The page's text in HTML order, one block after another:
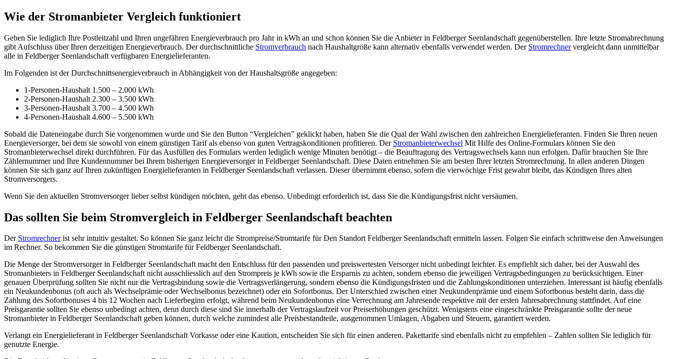
Wie der Stromanbieter Vergleich funktioniert
Geben Sie lediglich Ihre Postleitzahl und Ihren ungefähren Energieverbrauch pro Jahr in kWh an und schon können Sie die Anbieter in Feldberger Seenlandschaft gegenüberstellen. Ihre letzte Stromabrechnung
gibt Aufschluss über Ihren derzeitigen Energieverbrauch. Der durchschnittliche Stromverbrauch nach Haushaltgröße kann alternativ ebenfalls verwendet werden. Der Stromrechnervergleicht dann unmittelbar
alle in Feldberger Seenlandschaft verfügbaren Energielieferanten.
Im Folgenden ist der Durchschnittsenergieverbrauch in Abhängigkeit von der Haushaltsgröße angegeben:
1-Personen-Haushalt 1.500 – 2.000 kWh
2-Personen-Haushalt 2.300 – 3.500 kWh
3-Personen-Haushalt 3.700 – 4.500 kWh
4-Personen-Haushalt 4.600 – 5.500 kWh
Sobald die Dateneingabe durch Sie vorgenommen wurde und Sie den Button “Vergleichen” geklickt haben, haben Sie die Qual der Wahl zwischen den zahlreichen Energielieferanten. Finden Sie Ihren neuen
Energieversorger, bei dem sie sowohl von einem günstigen Tarif als ebenso von guten Vertragskonditionen profitieren. Der Stromanbieterwechsel Mit Hilfe des Online-Formulars können Sie den
Stromanbieterwechsel direkt durchführen. Für das Ausfüllen des Formulars werden lediglich wenige Minuten benötigt – die Beauftragung des Vertragswechsels kann nun erfolgen. Dafür brauchen Sie Ihre
Zählernummer und Ihre Kundennummer bei Ihrem bisherigen Energieversorger in Feldberger Seenlandschaft. Diese Daten entnehmen Sie am besten Ihrer letzten Stromrechnung. In allen anderen Dingen
können Sie sich ganz auf Ihren zukünftigen Energielieferanten in Feldberger Seenlandschaft verlassen. Dieser übernimmt ebenso, sofern die vierwöchige Frist gewahrt bleibt, das Kündigen Ihres alten
Stromversorgers.
Wenn Sie den aktuellen Stromversorger lieber selbst kündigen möchten, geht das ebenso. Unbedingt erforderlich ist, dass Sie die Kündigungsfrist nicht versäumen.
Das sollten Sie beim Stromvergleich in Feldberger Seenlandschaft beachten
Der Stromrechnerist sehr intuitiv gestaltet. So können Sie ganz leicht die Strompreise/Stromtarife für Den Standort Feldberger Seenlandschaft ermitteln lassen. Folgen Sie einfach schrittweise den Anweisungen
im Rechner. So bekommen Sie die günstigen Stromtarife für Feldberger Seenlandschaft.
Die Menge der Stromversorger in Feldberger Seenlandschaft macht den Entschluss für den passenden und preiswertesten Versorger nicht unbedingt leichter. Es empfiehlt sich daher, bei der Auswahl des
Stromanbieters in Feldberger Seenlandschaft nicht ausschliesslich auf den Strompreis je kWh sowie die Ersparnis zu achten, sondern ebenso die jeweiligen Vertragsbedingungen zu berücksichtigen. Einer
genauen Überprüfung sollten Sie nicht nur die Vertragsbindung sowie die Vertragsverlängerung, sondern ebenso die Kündigungsfristen und die Zahlungskonditionen unterziehen. Interessant ist häufig ebenfalls
ein Neukundenbonus (oft auch als Wechselprämie oder Wechselbonus bezeichnet) oder ein Sofortbonus. Der Unterschied zwischen einer Neukundenprämie und einem Sofortbonus besteht darin, dass die
Zahlung des Sofortbonuses 4 bis 12 Wochen nach Lieferbeginn erfolgt, während beim Neukundenbonus eine Verrechnung am Jahresende respektive mit der ersten Jahresabrechnung stattfindet. Auf eine
Preisgarantie sollten Sie ebenso unbedingt achten, denn durch diese sind Sie innerhalb der Vertragslaufzeit vor Preiserhöhungen geschützt. Wenigstens eine eingeschränkte Preisgarantie sollte der neue
Stromanbieter in Feldberger Seenlandschaft geben können, durch welche zumindest alle Preisbestandteile, ausgenommen Umlagen, Abgaben und Steuern, garantiert werden.
Verlangt ein Energielieferant in Feldberger Seenlandschaft Vorkasse oder eine Kaution, entscheiden Sie sich für einen anderen. Pakettarife sind ebenfalls nicht zu empfehlen – Zahlen sollten Sie lediglich für
genutzte Energie.